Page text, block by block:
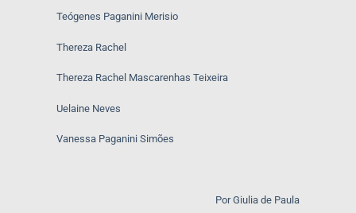
Teógenes Paganini Merisio
Thereza Rachel
Thereza Rachel Mascarenhas Teixeira
Uelaine Neves
Vanessa Paganini Simões
Por Giulia de Paula